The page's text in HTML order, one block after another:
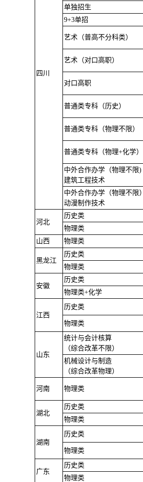
四川
单独招生
9+3单招
艺术（普高不分科类）
艺术（对口高职）
对口高职
普通类专科（历史）
普通类专科（物理不限）
普通类专科（物理+化学）
中外合作办学（物理不限)
建筑工程技术
中外合作办学（物理不限）
动漫制作技术
河北
历史类
物理类
山西
物理类
黑龙江
历史类
物理类
安徽
历史类
物理类+化学
江西
历史类
物理类
山东
统计与会计核算
（综合改革不限）
机械设计与制造
（综合改革物理）
河南 物理类
湖北
历史类
物理类
湖南
历史类
物理类
广东
历史类
物理类